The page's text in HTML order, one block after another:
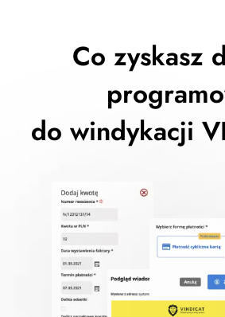
Co zyskasz
do windykacji